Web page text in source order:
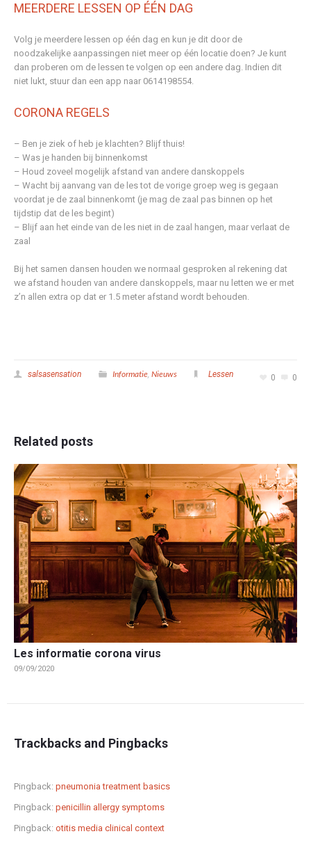
MEERDERE LESSEN OP ÉÉN DAG
Volg je meerdere lessen op één dag en kun je dit door de
noodzakelijke aanpassingen niet meer op één locatie doen? Je kunt
dan proberen om de lessen te volgen op een andere dag. Indien dit
niet lukt, stuur dan een app naar 0614198554.
CORONA REGELS
– Ben je ziek of heb je klachten? Blijf thuis!
– Was je handen bij binnenkomst
– Houd zoveel mogelijk afstand van andere danskoppels
– Wacht bij aanvang van de les tot de vorige groep weg is gegaan
voordat je de zaal binnenkomt (je mag de zaal pas binnen op het
tijdstip dat de les begint)
– Blijf aan het einde van de les niet in de zaal hangen, maar verlaat de
zaal
Bij het samen dansen houden we normaal gesproken al rekening dat
we afstand houden van andere danskoppels, maar nu letten we er met
z’n allen extra op dat er 1.5 meter afstand wordt behouden.
0 0
salsasensation Informatie, Nieuws Lessen
Related posts
Les informatie corona virus
09/09/2020
Trackbacks and Pingbacks
Pingback: pneumonia treatment basics
Pingback: penicillin allergy symptoms
Pingback: otitis media clinical context